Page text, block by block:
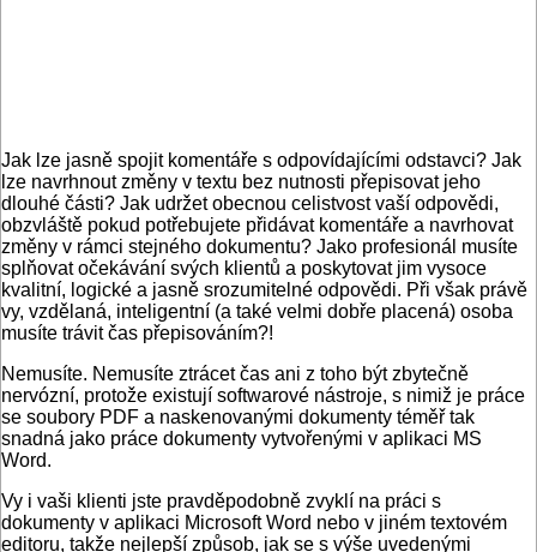
Jak lze jasně spojit komentáře s odpovídajícími odstavci? Jak
lze navrhnout změny v textu bez nutnosti přepisovat jeho
dlouhé části? Jak udržet obecnou celistvost vaší odpovědi,
obzvláště pokud potřebujete přidávat komentáře a navrhovat
změny v rámci stejného dokumentu? Jako profesionál musíte
splňovat očekávání svých klientů a poskytovat jim vysoce
kvalitní, logické a jasně srozumitelné odpovědi. Při však právě
vy, vzdělaná, inteligentní (a také velmi dobře placená) osoba
musíte trávit čas přepisováním?!
Nemusíte. Nemusíte ztrácet čas ani z toho být zbytečně
nervózní, protože existují softwarové nástroje, s nimiž je práce
se soubory PDF a naskenovanými dokumenty téměř tak
snadná jako práce dokumenty vytvořenými v aplikaci MS
Word.
Vy i vaši klienti jste pravděpodobně zvyklí na práci s
dokumenty v aplikaci Microsoft Word nebo v jiném textovém
editoru, takže nejlepší způsob, jak se s výše uvedenými